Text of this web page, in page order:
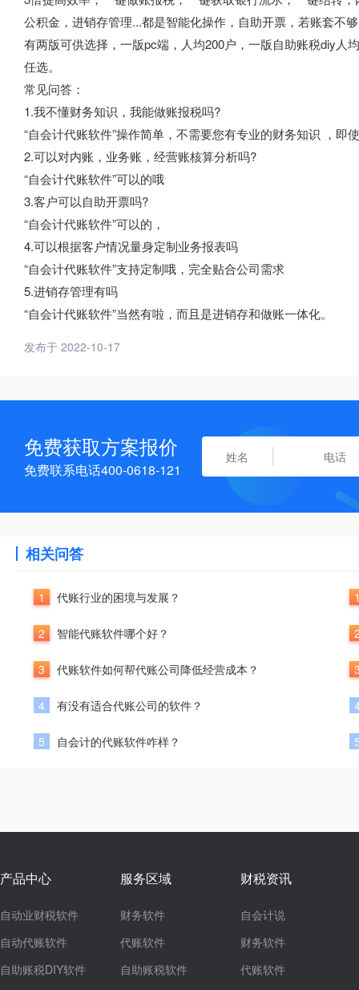
公积金，进销存管理...都是智能化操作，自助开票，若账套不
有两版可供选择，一版pc端，人均200户，一版自助账税diy人
任选。
常见问答：
1.我不懂财务知识，我能做账报税吗?
“自会计代账软件”操作简单，不需要您有专业的财务知识 ，即
2.可以对内账，业务账，经营账核算分析吗?
“自会计代账软件”可以的哦
3.客户可以自助开票吗?
“自会计代账软件”可以的，
4.可以根据客户情况量身定制业务报表吗
“自会计代账软件”支持定制哦，完全贴合公司需求
5.进销存管理有吗
“自会计代账软件”当然有啦，而且是进销存和做账一体化。
发布于 2022-10-17
免费获取方案报价
免费联系电话400-0618-121
相关问答
1 代账行业的困境与发展？
2 智能代账软件哪个好？
3 代账软件如何帮代账公司降低经营成本？
4 有没有适合代账公司的软件？
5 自会计的代账软件咋样？
产品中心
自动业财税软件
自动代账软件
自助账税DIY软件
服务区域
财务软件
代账软件
自助账税软件
财税资讯
自会计说
财务软件
代账软件